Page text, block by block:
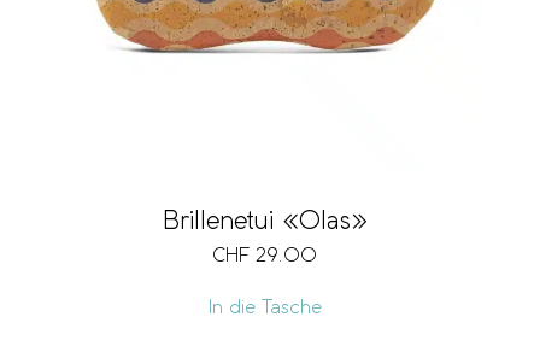
Brillenetui «Olas»
CHF 29.00
In die Tasche